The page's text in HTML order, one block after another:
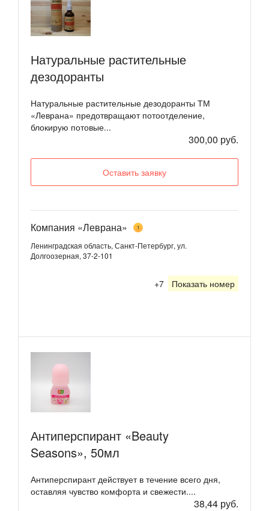
Натуральные растительные
дезодоранты
Натуральные растительные дезодоранты ТМ
«Леврана» предотвращают потоотделение,
блокирую потовые...
300,00 руб.
Оставить заявку
Компания «Леврана» 1
Ленинградская область, Санкт-Петербург, ул.
Долгоозерная, 37-2-101
+7 Показать номер
Антиперспирант «Beauty
Seasons», 50мл
Антиперспирант действует в течение всего дня,
оставляя чувство комфорта и свежести....
38,44 руб.